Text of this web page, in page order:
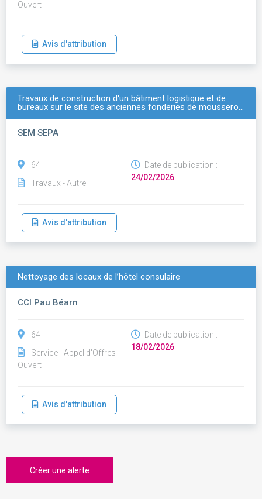
Ouvert
Avis d'attribution
Travaux de construction d'un bâtiment logistique et de
bureaux sur le site des anciennes fonderies de moussero…
SEM SEPA
64
Travaux - Autre
Date de publication :
24/02/2026
Avis d'attribution
Nettoyage des locaux de l’hôtel consulaire
CCI Pau Béarn
64
Service - Appel d'Offres
Ouvert
Date de publication :
18/02/2026
Avis d'attribution
Créer une alerte